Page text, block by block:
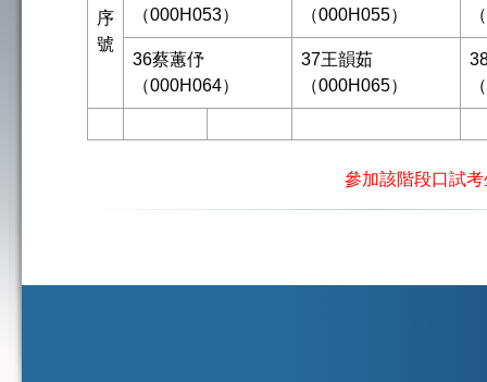
序
號
（000H053）
（000H055）
36蔡蕙伃
（000H064）
37王韻茹
（000H065）
參加該階段口試